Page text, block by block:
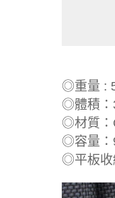
◎重量 :
◎體積：
◎材質：
◎容量：
◎平板收